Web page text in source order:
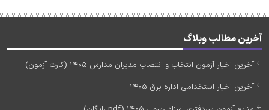
آخرین مطالب وبلاگ
آخرین اخبار آزمون انتخاب و انتصاب مدیران مدارس 1405 (کارت آزمون)
آخرین اخبار استخدامی اداره برق 1405